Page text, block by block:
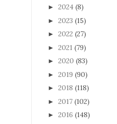
► 2024 (8)
► 2023 (15)
► 2022 (27)
► 2021 (79)
► 2020 (83)
► 2019 (90)
► 2018 (118)
► 2017 (102)
► 2016 (148)